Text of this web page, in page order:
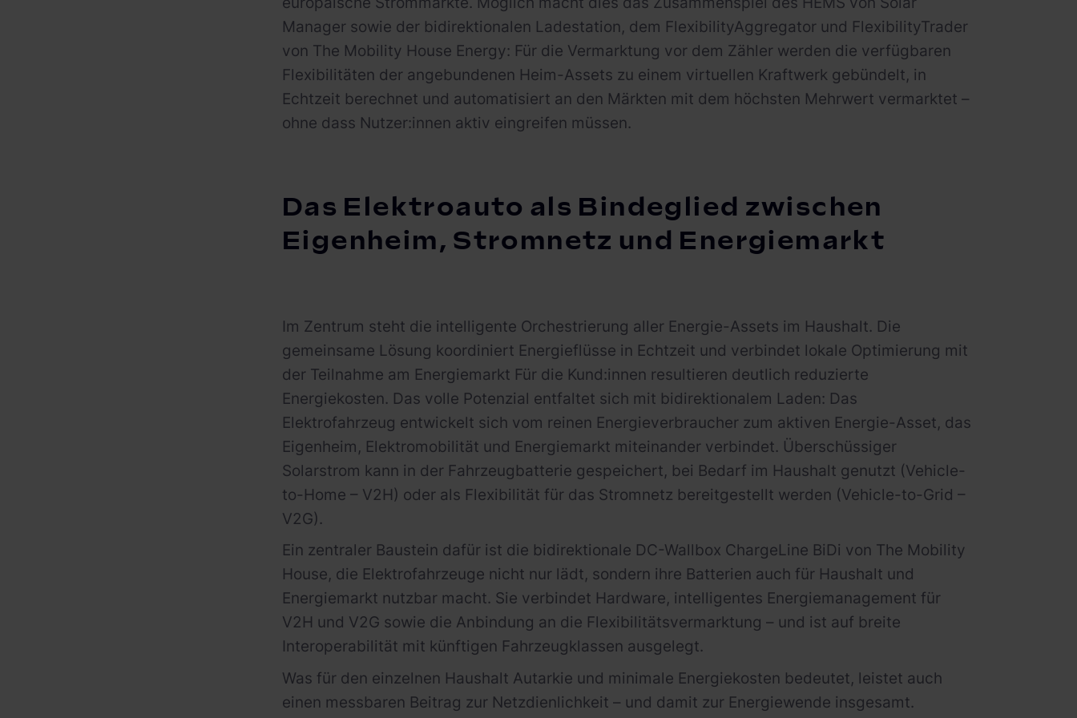
Manager sowie der bidirektionalen Ladestation, dem FlexibilityAggregator und FlexibilityTrader
von The Mobility House Energy: Für die Vermarktung vor dem Zähler werden die verfügbaren
Flexibilitäten der angebundenen Heim-Assets zu einem virtuellen Kraftwerk gebündelt, in
Echtzeit berechnet und automatisiert an den Märkten mit dem höchsten Mehrwert vermarktet –
ohne dass Nutzer:innen aktiv eingreifen müssen.
Das Elektroauto als Bindeglied zwischen
Eigenheim, Stromnetz und Energiemarkt
Im Zentrum steht die intelligente Orchestrierung aller Energie-Assets im Haushalt. Die
gemeinsame Lösung koordiniert Energieflüsse in Echtzeit und verbindet lokale Optimierung mit
der Teilnahme am Energiemarkt Für die Kund:innen resultieren deutlich reduzierte
Energiekosten. Das volle Potenzial entfaltet sich mit bidirektionalem Laden: Das
Elektrofahrzeug entwickelt sich vom reinen Energieverbraucher zum aktiven Energie-Asset, das
Eigenheim, Elektromobilität und Energiemarkt miteinander verbindet. Überschüssiger
Solarstrom kann in der Fahrzeugbatterie gespeichert, bei Bedarf im Haushalt genutzt (Vehicle-
to-Home – V2H) oder als Flexibilität für das Stromnetz bereitgestellt werden (Vehicle-to-Grid –
V2G).
Ein zentraler Baustein dafür ist die bidirektionale DC-Wallbox ChargeLine BiDi von The Mobility
House, die Elektrofahrzeuge nicht nur lädt, sondern ihre Batterien auch für Haushalt und
Energiemarkt nutzbar macht. Sie verbindet Hardware, intelligentes Energiemanagement für
V2H und V2G sowie die Anbindung an die Flexibilitätsvermarktung – und ist auf breite
Interoperabilität mit künftigen Fahrzeugklassen ausgelegt.
Was für den einzelnen Haushalt Autarkie und minimale Energiekosten bedeutet, leistet auch
einen messbaren Beitrag zur Netzdienlichkeit – und damit zur Energiewende insgesamt.